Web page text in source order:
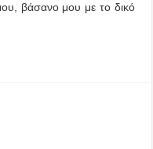
βάσανο μου με το δικό